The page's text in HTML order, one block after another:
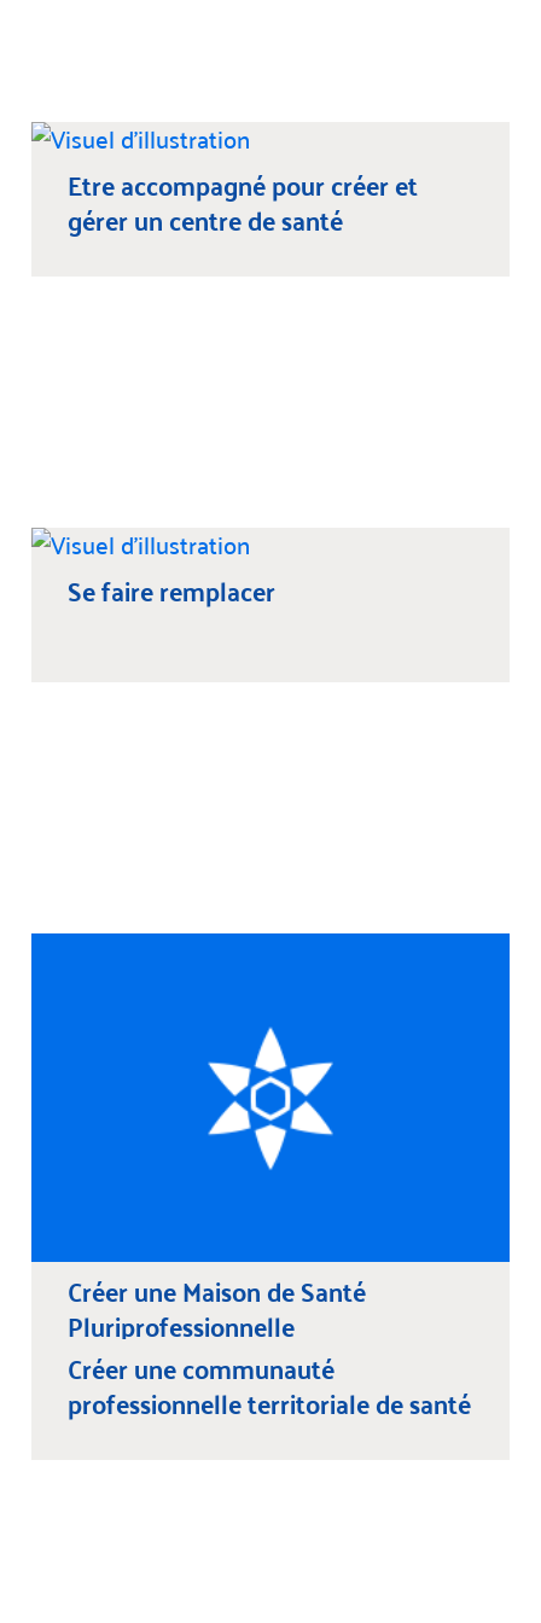
Etre accompagné pour créer et
gérer un centre de santé
Se faire remplacer
Créer une Maison de Santé
Pluriprofessionnelle
Créer une communauté
professionnelle territoriale de santé